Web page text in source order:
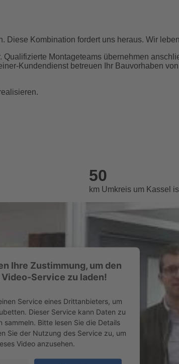
Diese Kombination fordert uns heraus. Wir
Montageteams übernehmen
Kundendienst betreuen Ihr Bauvorhaben
50
km Umkreis um Kassel
Ihre Zustimmung, um den
Video-Service zu laden!
Service eines Drittanbieters, um
Dieser Service kann Daten zu
sammeln. Bitte lesen Sie die Details
Sie der Nutzung des Service zu, um
Video anzusehen.